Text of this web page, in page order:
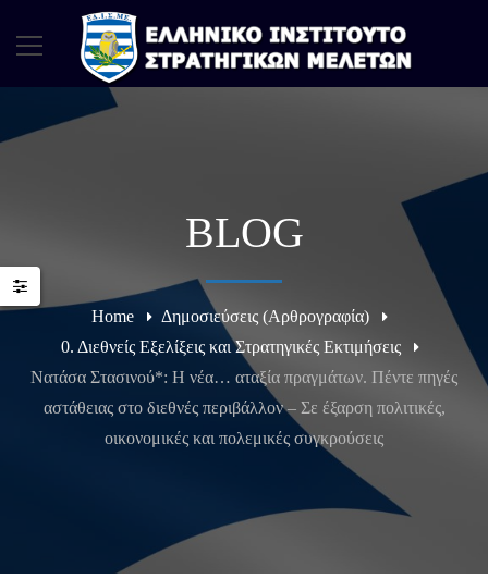
BLOG
Home
Δημοσιεύσεις (Αρθρογραφία)
0. Διεθνείς Εξελίξεις και Στρατηγικές Εκτιμήσεις
Νατάσα Στασινού*: Η νέα… αταξία πραγμάτων. Πέντε πηγές
αστάθειας στο διεθνές περιβάλλον – Σε έξαρση πολιτικές,
οικονομικές και πολεμικές συγκρούσεις